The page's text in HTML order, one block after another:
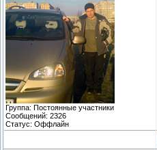
Группа: Постоянные участники
Сообщений: 2326
Статус: Оффлайн